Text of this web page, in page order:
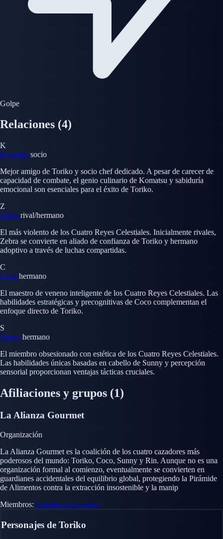
Golpe
Relaciones (4)
K
Komatsu socio
Mejor amigo de Toriko y socio chef dedicado. A pesar de carecer de
capacidad de combate, el genio culinario de Komatsu y sabiduría
emocional son esenciales para el éxito de Toriko.
Z
Zebra rival/hermano
El más violento de los Cuatro Reyes Celestiales. Inicialmente rivales,
Zebra se convierte en aliado de confianza de Toriko y hermano
adoptivo a través de luchas compartidas.
C
Coco hermano
El maestro de veneno inteligente de los Cuatro Reyes Celestiales. Las
habilidades estratégicas y precognitivas de Coco complementan el
enfoque directo de Toriko.
S
Sunny hermano
El miembro obsesionado con estética de los Cuatro Reyes Celestiales.
Las habilidades únicas basadas en cabello de Sunny y percepción
sensorial proporcionan ventajas tácticas cruciales.
Afiliaciones y grupos (1)
La Alianza Gourmet
Organización
La Alianza Gourmet es la coalición de los cuatro cazadores más
poderosos del mundo: Toriko, Coco, Sunny y Rin. Aunque no es una
organización formal al comienzo, eventualmente se convierten en
guardianes accidentales del equilibrio global, protegiendo la Pirámide
de Alimentos contra la extracción insostenible y la manip
Miembros: komatsu coco sunny
Personajes de Toriko